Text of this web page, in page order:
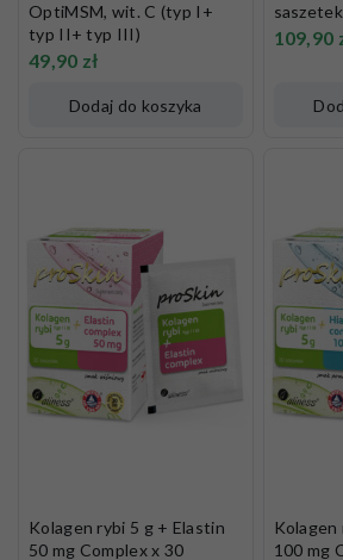
OptiMSM, wit. C (typ I+
typ II+ typ III)
49,90 zł
Dodaj do koszyka
saszetek
109,90
Kolagen rybi 5 g + Elastin
50 mg Complex x 30
Kolagen
100 mg